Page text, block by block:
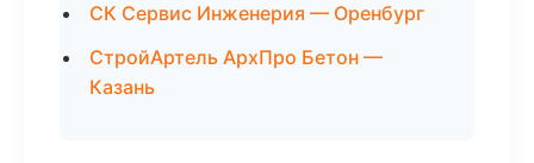
СК Сервис Инженерия — Оренбург
СтройАртель АрхПро Бетон —
Казань